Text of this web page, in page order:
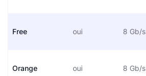
Free oui 8 Gb/s
Orange oui 8 Gb/s